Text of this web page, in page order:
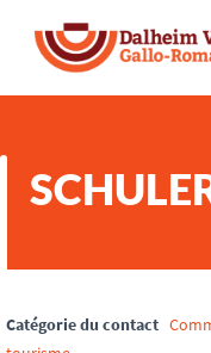
Catégorie du contact